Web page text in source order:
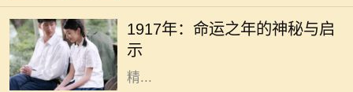
1917年：命运之年的神秘与启
示
格外引人注目。在这一年中，发生了
许多影响深远的事件，尽管我们在这
里并不讨论政治，而是从个人命运和
精...
在命理学中，每个人的命运都被认为